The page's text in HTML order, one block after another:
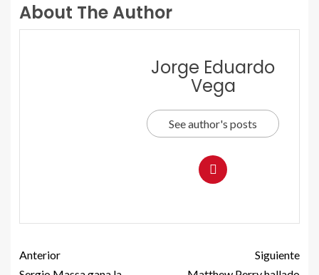
About The Author
Jorge Eduardo
Vega
See author's posts
Anterior
Siguiente